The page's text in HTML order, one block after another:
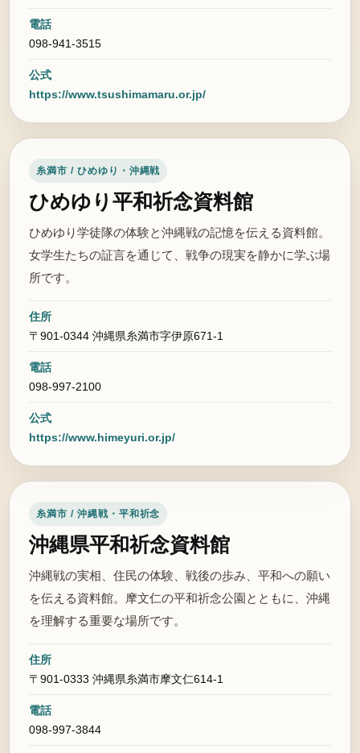
電話
098-941-3515
公式
https://www.tsushimamaru.or.jp/
糸満市 / ひめゆり・沖縄戦
ひめゆり平和祈念資料館
ひめゆり学徒隊の体験と沖縄戦の記憶を伝える資料館。
女学生たちの証言を通じて、戦争の現実を静かに学ぶ場
所です。
住所
〒901-0344 沖縄県糸満市字伊原671-1
電話
098-997-2100
公式
https://www.himeyuri.or.jp/
糸満市 / 沖縄戦・平和祈念
沖縄県平和祈念資料館
沖縄戦の実相、住民の体験、戦後の歩み、平和への願い
を伝える資料館。摩文仁の平和祈念公園とともに、沖縄
を理解する重要な場所です。
住所
〒901-0333 沖縄県糸満市摩文仁614-1
電話
098-997-3844